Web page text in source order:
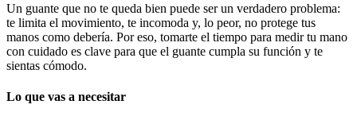
Un guante que no te queda bien puede ser un verdadero problema:
te limita el movimiento, te incomoda y, lo peor, no protege tus
manos como debería. Por eso, tomarte el tiempo para medir tu mano
con cuidado es clave para que el guante cumpla su función y te
sientas cómodo.
Lo que vas a necesitar